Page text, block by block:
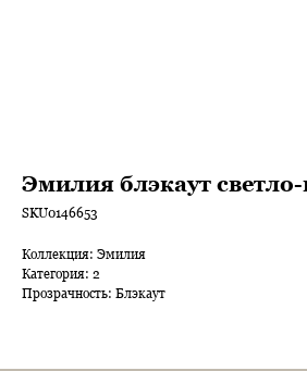
Эмилия блэкаут
SKU0146653
Коллекция: Эмилия
Категория: 2
Прозрачность: Блэкаут